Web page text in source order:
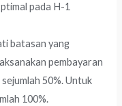
pada H-1
batasan yang
pembayaran
50%. Untuk
100%.